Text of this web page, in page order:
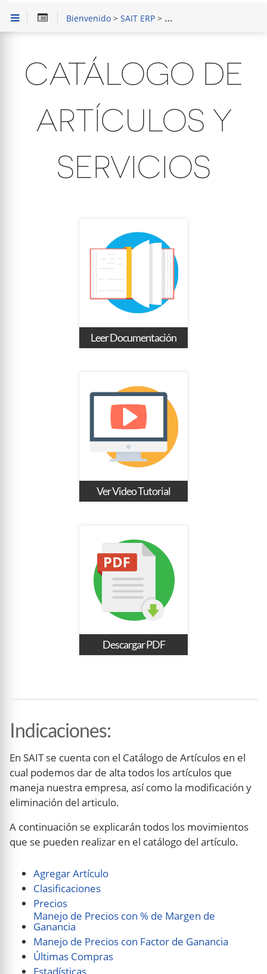
Bienvenido> SAIT ERP> Capacitación en Módulo
CATÁLOGO DE
ARTÍCULOS Y
SERVICIOS
Leer Documentación
Ver Video Tutorial
Descargar PDF
Indicaciones:
En SAIT se cuenta con el Catálogo de Artículos en el
cual podemos dar de alta todos los artículos que
maneja nuestra empresa, así como la modificación y
eliminación del articulo.
A continuación se explicarán todos los movimientos
que se pueden realizar en el catálogo del artículo.
Agregar Artículo
Clasificaciones
Precios
Manejo de Precios con % de Margen de
Ganancia
Manejo de Precios con Factor de Ganancia
Últimas Compras
Estadísticas